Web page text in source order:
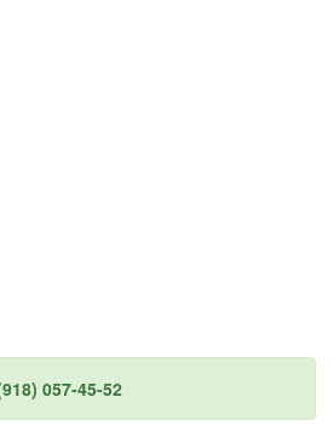
057-45-52